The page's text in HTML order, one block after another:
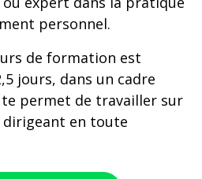
personnel.
de formation est
jours, dans un cadre
permet de travailler sur
en toute